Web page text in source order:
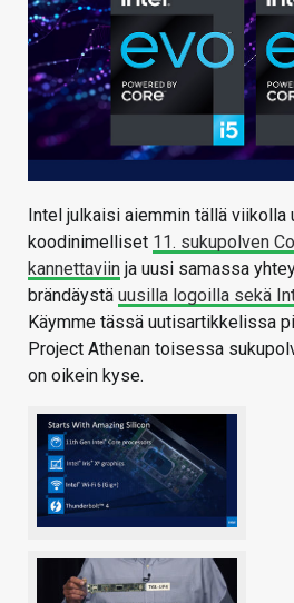
HAKU
Intel julkaisi aiemmin tällä viikolla
koodinimelliset 11. sukupolven
kannettaviin ja uusi samassa
brändäystä uusilla logoilla sekä
Käymme tässä uutisartikkelissa
Project Athenan toisessa
on oikein kyse.